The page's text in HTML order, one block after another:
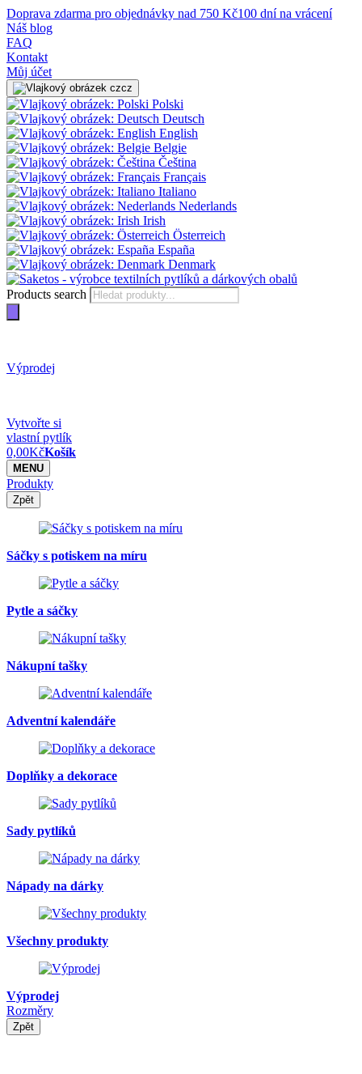
Doprava zdarma pro objednávky nad 750 Kč100 dní na vrácení
Náš blog
FAQ
Kontakt
Můj účet
cz
Polski
Deutsch
English
Belgie
Čeština
Français
Italiano
Nederlands
Irish
Österreich
España
Denmark
Products search
Výprodej
Vytvořte si
vlastní pytlík
0,00KčKošík
MENU
Produkty
Zpět
Sáčky s potiskem na míru
Pytle a sáčky
Nákupní tašky
Adventní kalendáře
Doplňky a dekorace
Sady pytlíků
Nápady na dárky
Všechny produkty
Výprodej
Rozměry
Zpět